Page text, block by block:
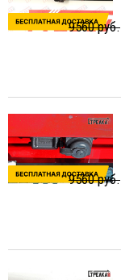
9560 руб.
9560 руб.